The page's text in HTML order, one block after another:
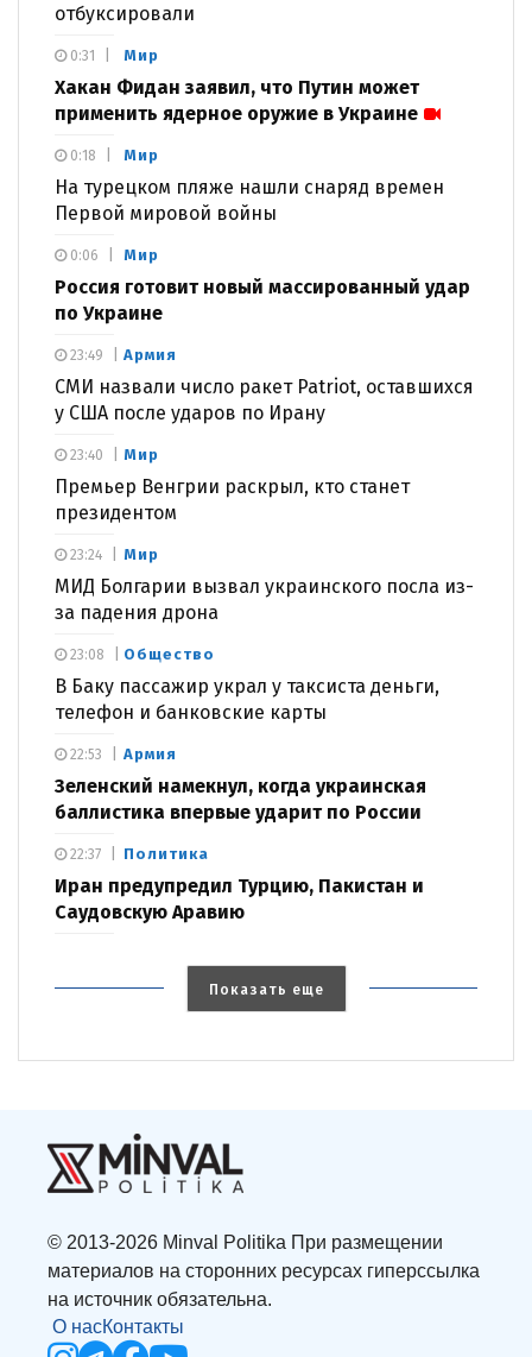
отбуксировали
Мир
Хакан Фидан заявил, что Путин может
применить ядерное оружие в Украине
0:31
Мир
На турецком пляже нашли снаряд времен
Первой мировой войны
0:18
Мир
Россия готовит новый массированный удар
по Украине
0:06
Армия
СМИ назвали число ракет Patriot, оставшихся
у США после ударов по Ирану
23:49
Мир
Премьер Венгрии раскрыл, кто станет
президентом
23:40
Мир
МИД Болгарии вызвал украинского посла из-
за падения дрона
23:24
Общество
В Баку пассажир украл у таксиста деньги,
телефон и банковские карты
23:08
Армия
Зеленский намекнул, когда украинская
баллистика впервые ударит по России
22:53
Политика
Иран предупредил Турцию, Пакистан и
Саудовскую Аравию
22:37
Показать еще
© 2013-2026 Minval Politika При размещении
материалов на сторонних ресурсах гиперссылка
на источник обязательна.
О насКонтакты